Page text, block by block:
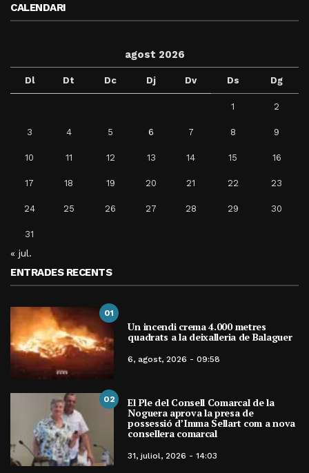
CALENDARI
agost 2026
Dl Dt Dc Dj Dv Ds Dg
1 2
3 4 5 6 7 8 9
10 11 12 13 14 15 16
17 18 19 20 21 22 23
24 25 26 27 28 29 30
31
« jul.
ENTRADES RECENTS
01
Un incendi crema 4.000 metres
quadrats a la deixalleria de Balaguer
6, agost, 2026 - 09:58
02 El Ple del Consell Comarcal de la
Noguera aprova la presa de
possessió d’Imma Sellart com a nova
consellera comarcal
31, juliol, 2026 - 14:03